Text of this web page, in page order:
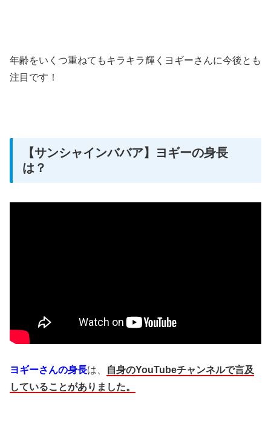
年齢をいくつ重ねてもキラキラ輝くヨギーさんに今後とも
注目です！
【サンシャインババア】ヨギーの身長
は？
ヨギーさんの身長は、
自身のYouTubeチャンネルで言及
していることがありました。